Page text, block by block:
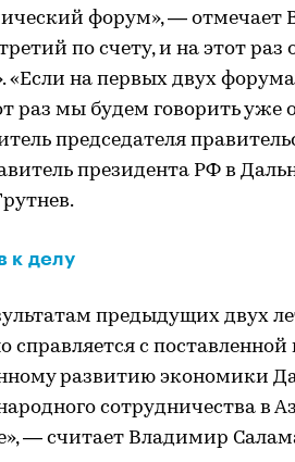
форум», —
по счету, и на этот раз
«Если на первых двух
раз мы будем говорить уже
председателя
президента РФ в
к делу
предыдущих двух
справляется с
развитию экономики
сотрудничества в
— считает Владимир